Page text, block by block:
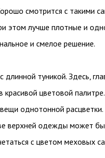
смотрится с такими
этом лучше плотные и
и смелое решение.
длинной туникой. Здесь,
красивой цветовой
однотонной расцветки.
верхней одежды может
с цветом меховых